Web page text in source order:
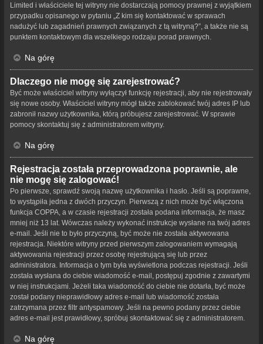
Limited i właściciele tej witryny nie dostarczają pomocy prawnej z wyjątkiem
przypadku opisanego w pytaniu „Z kim się kontaktować w sprawach
nadużyć lub zagadnień prawnych związanych z tą witryną?”, a także nie są
punktem kontaktowym dla wszelkiego rodzaju porad prawnych.
Na górę
Dlaczego nie mogę się zarejestrować?
Być może właściciel witryny wyłączył funkcję rejestracji, aby nie rejestrowały
się nowe osoby. Właściciel witryny mógł także zablokować twój adres IP lub
zabronił nazwy użytkownika, którą próbujesz zarejestrować. W sprawie
pomocy skontaktuj się z administratorem witryny.
Na górę
Rejestracja została przeprowadzona poprawnie, ale
nie mogę się zalogować!
Po pierwsze, sprawdź swoją nazwę użytkownika i hasło. Jeśli są poprawne,
to wystąpiła jedna z dwóch przyczyn. Pierwszą z nich może być włączona
funkcja COPPA, a w czasie rejestracji została podana informacja, że masz
mniej niż 13 lat. Wówczas należy wykonać instrukcje wysłane na twój adres
e-mail. Jeśli nie to było przyczyną, być może nie została aktywowana
rejestracja. Niektóre witryny przed pierwszym zalogowaniem wymagają
aktywowania rejestracji przez osobę rejestrującą się lub przez
administratora. Informacja o tym była wyświetlona podczas rejestracji. Jeśli
została wysłana do ciebie wiadomość e-mail, postępuj zgodnie z zawartymi
w niej instrukcjami. Jeżeli taka wiadomość do ciebie nie dotarła, być może
został podany nieprawidłowy adres e-mail lub wiadomość została
zatrzymana przez filtr antyspamowy. Jeśli na pewno podany przez ciebie
adres e-mail jest prawidłowy, spróbuj skontaktować się z administratorem.
Na górę